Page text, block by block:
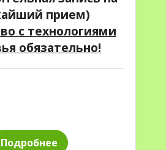
прием)
с технологиями
обязательно!
Подробнее